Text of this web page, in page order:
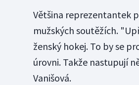
Většina reprezentantek
mužských soutěžích.
ženský hokej. To by se
úrovni. Takže nastupují
Vanišová.